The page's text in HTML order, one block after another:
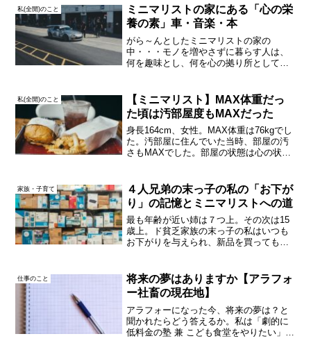
かったし、実際スーパーハードな毎日だ
けど、自分らしくあるため...
私(全開)のこと
ミニマリストの家にある「心の栄
養の素」車・音楽・本
がら～んとしたミニマリストの家の
中・・・モノを増やさずに暮らす人は、
何を趣味とし、何を心の拠り所としてい
う面ではミニマリスト思考である一方、
趣味はたくさん。あなたはどう...
私(全開)のこと
【ミニマリスト】MAX体重だっ
た頃は汚部屋度もMAXだった
身長164cm、女性。MAX体重は76kgでし
た。汚部屋に住んでいた当時、部屋の汚
さもMAXでした。部屋の状態は心の状態
や欲望などでモヤモヤしている時は、部
屋も散ら...
家族・子育て
４人兄弟の末っ子の私の「お下が
り」の記憶とミニマリストへの道
最も年齢が近い姉は７つ上。その次は15
歳上。ド貧乏家族の末っ子の私はいつも
お下がりを与えられ、新品を買ってもら
ニマリストの現在に至るまでの背景につ
いて。貧乏人はモノへの...
仕事のこと
将来の夢はありますか【アラフォ
ー社畜の現在地】
アラフォーになった今、将来の夢は？と
聞かれたらどう答えるか。私は「劇的に
低料金の塾 兼 こども食堂をやりたい」で